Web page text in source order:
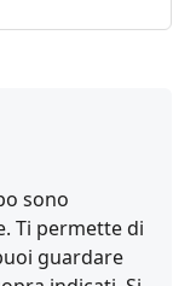
sono
Ti permette di
guardare